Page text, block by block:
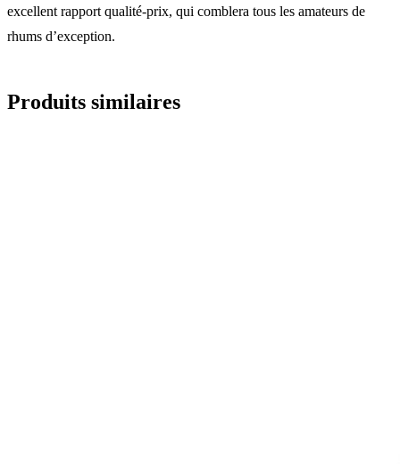
excellent rapport qualité-prix, qui comblera tous les amateurs de
rhums d’exception.
Produits similaires